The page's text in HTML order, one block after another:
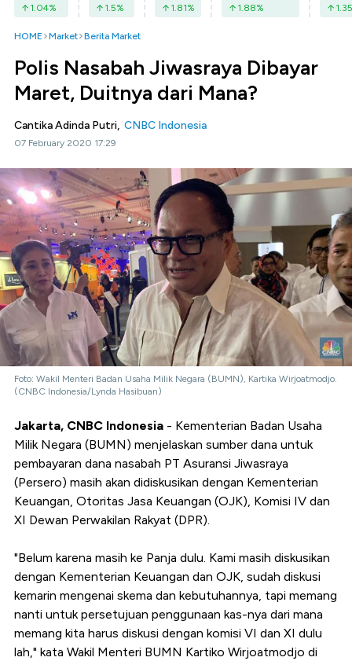
1.04% 1.5% 1.81% 1.88% 1.35
HOME Market Berita Market
Polis Nasabah Jiwasraya Dibayar
Maret, Duitnya dari Mana?
Cantika Adinda Putri, CNBC Indonesia
07 February 2020 17:29
Foto: Wakil Menteri Badan Usaha Milik Negara (BUMN), Kartika Wirjoatmodjo.
(CNBC Indonesia/Lynda Hasibuan)
Jakarta, CNBC Indonesia - Kementerian Badan Usaha
Milik Negara (BUMN) menjelaskan sumber dana untuk
pembayaran dana nasabah PT Asuransi Jiwasraya
(Persero) masih akan didiskusikan dengan Kementerian
Keuangan, Otoritas Jasa Keuangan (OJK), Komisi IV dan
XI Dewan Perwakilan Rakyat (DPR).
"Belum karena masih ke Panja dulu. Kami masih diskusikan
dengan Kementerian Keuangan dan OJK, sudah diskusi
kemarin mengenai skema dan kebutuhannya, tapi memang
nanti untuk persetujuan penggunaan kas-nya dari mana
memang kita harus diskusi dengan komisi VI dan XI dulu
lah," kata Wakil Menteri BUMN Kartiko Wirjoatmodjo di